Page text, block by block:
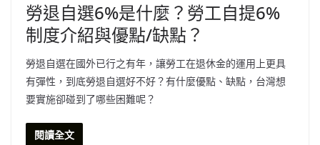
勞退自選6%是什麼？勞工自提6%
制度介紹與優點/缺點？
勞退自選在國外已行之有年，讓勞工在退休金的運用上更具
有彈性，到底勞退自選好不好？有什麼優點、缺點，台灣想
要實施卻碰到了哪些困難呢？
閱讀全文